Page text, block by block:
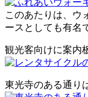
このあたりは、ウ
ースとしても有名
観光客向けに案内
東光寺のある通り